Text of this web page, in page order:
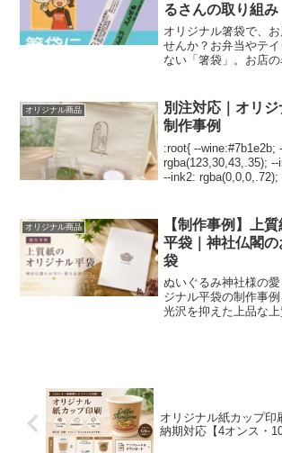
るさんの取り組み
オリジナル箸袋で、お
せんか？お弁当やテ
ない「箸袋」。お店
グにぴったりな名入
す。 ▲ 店名・TE...
オリジナル商品
別注対応｜オリ
制作事例
:root{ --wine:#7b1e2b;
rgba(123,30,43,.35);
--ink2: rgba(0,0,0,.72);
オリジナル商品
【制作事例】上
平袋｜神社仏閣
袋
ぬいぐるみ神社様の
ジナル平袋の制作事例
光沢を抑えた上品な
オリジナル紙カップ印
納期対応【4オンス・